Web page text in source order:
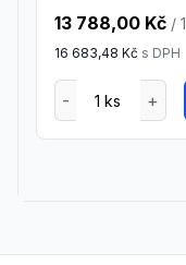
13 788,00 Kč / 1
16 683,48 Kč s DPH